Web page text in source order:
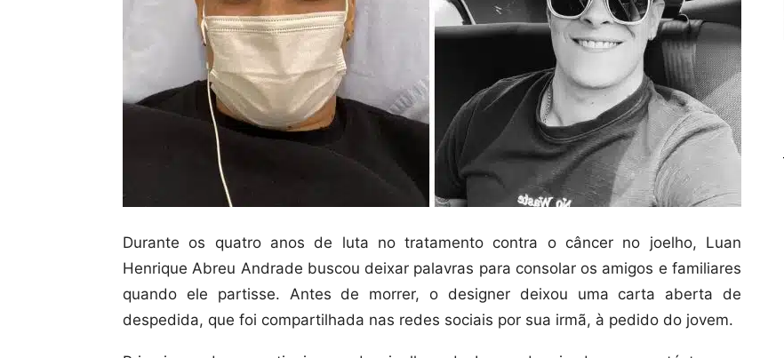
Durante os quatro anos de luta no tratamento contra o câncer no joelho, Luan
Henrique Abreu Andrade buscou deixar palavras para consolar os amigos e familiares
quando ele partisse. Antes de morrer, o designer deixou uma carta aberta de
despedida, que foi compartilhada nas redes sociais por sua irmã, à pedido do jovem.